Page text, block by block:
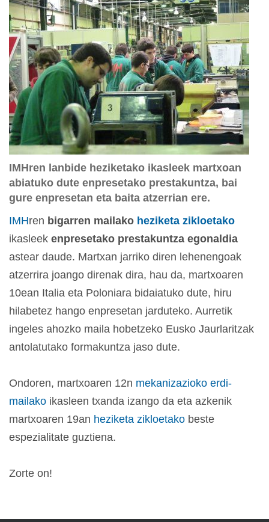
IMHren lanbide heziketako ikasleek martxoan
abiatuko dute enpresetako prestakuntza, bai
gure enpresetan eta baita atzerrian ere.
IMHren bigarren mailako heziketa zikloetako
ikasleek enpresetako prestakuntza egonaldia
astear daude. Martxan jarriko diren lehenengoak
atzerrira joango direnak dira, hau da, martxoaren
10ean Italia eta Poloniara bidaiatuko dute, hiru
hilabetez hango enpresetan jarduteko. Aurretik
ingeles ahozko maila hobetzeko Eusko Jaurlaritzak
antolatutako formakuntza jaso dute.
Ondoren, martxoaren 12n mekanizazioko erdi-
mailako ikasleen txanda izango da eta azkenik
martxoaren 19an heziketa zikloetako beste
espezialitate guztiena.
Zorte on!